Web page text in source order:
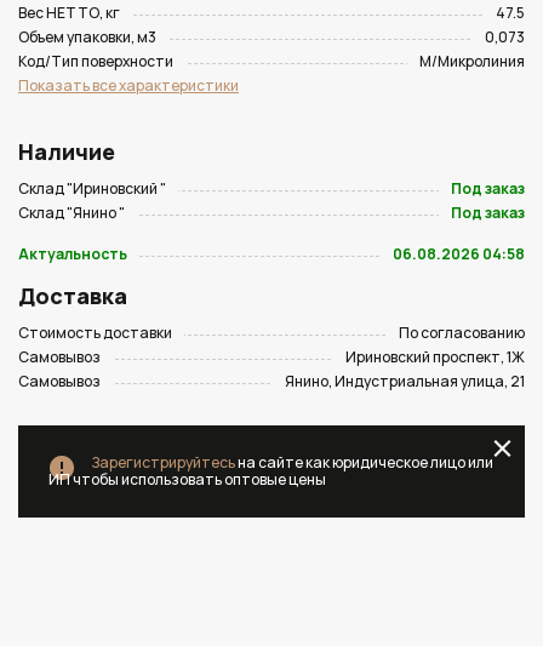
Вес НЕТТО, кг
47.5
Объем упаковки, м3
0,073
Код/Тип поверхности
M/Микролиния
Показать все характеристики
Наличие
Склад "Ириновский "
Под заказ
Склад "Янино "
Под заказ
Актуальность
06.08.2026 04:58
Доставка
Стоимость доставки
По согласованию
Самовывоз
Ириновский проспект, 1Ж
Самовывоз
Янино, Индустриальная улица, 21
Зарегистрируйтесьна сайте как юридическое лицо или
ИП чтобы использовать оптовые цены